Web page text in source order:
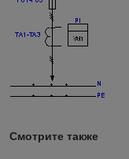
Смотрите также